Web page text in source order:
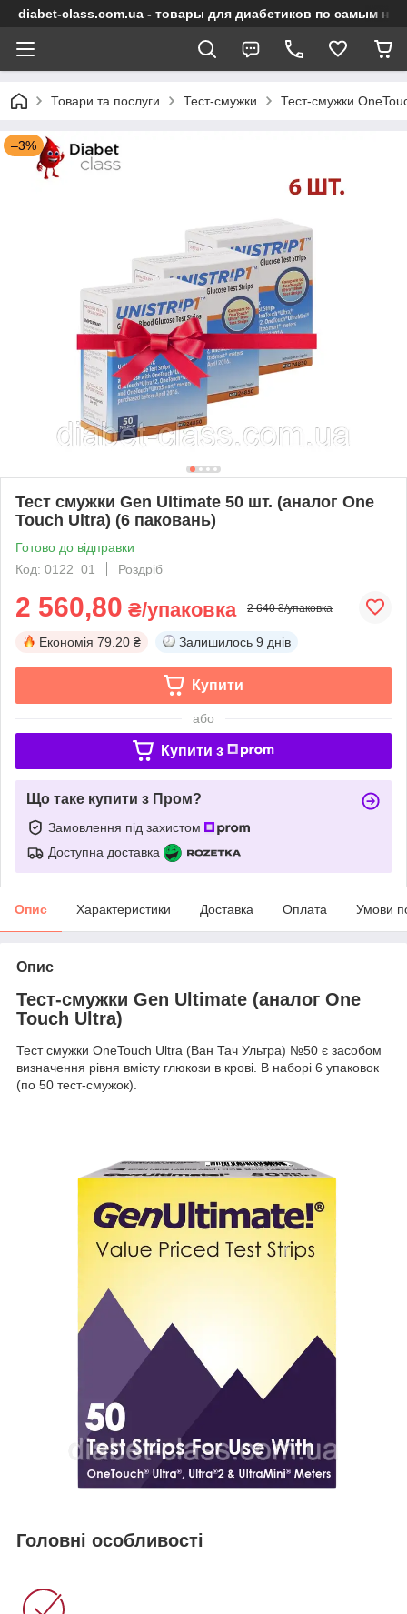
diabet-class.com.ua - товары для диабетиков по самым
Товари та послуги Тест-смужки Тест-смужки
–3%
Тест смужки Gen Ultimate 50 шт. (аналог One
Touch Ultra) (6 паковань)
Готово до відправки
Код: 0122_01
Роздріб
2 560,80 ₴/упаковка 2 640 ₴/упаковка
Економія 79.20 ₴ Залишилось 9 днів
Купити
або
Купити з
Що таке купити з Пром?
Замовлення під захистом
Доступна доставка
Опис Характеристики Доставка Оплата Умови
Опис
Тест-смужки Gen Ultimate (аналог One
Touch Ultra)
Тест смужки OneTouch Ultra (Ван Тач Ультра) №50 є засобом
визначення рівня вмісту глюкози в крові. В наборі 6 упаковок
(по 50 тест-смужок).
Головні особливості